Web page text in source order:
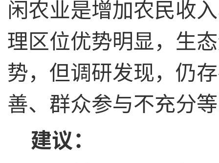
闲农业是增加农民收
理区位优势明显，生
势，但调研发现，仍
善、群众参与不充分
建议：